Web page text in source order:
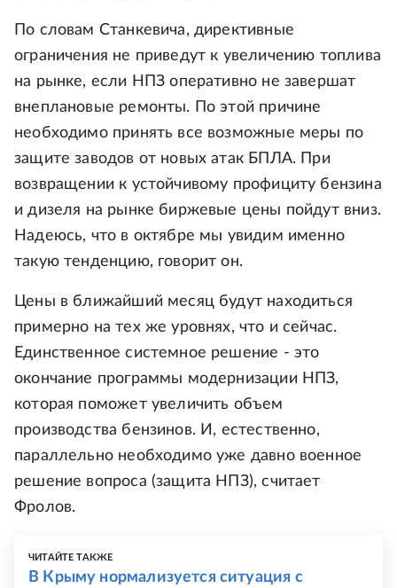
По словам Станкевича, директивные
ограничения не приведут к увеличению топлива
на рынке, если НПЗ оперативно не завершат
внеплановые ремонты. По этой причине
необходимо принять все возможные меры по
защите заводов от новых атак БПЛА. При
возвращении к устойчивому профициту бензина
и дизеля на рынке биржевые цены пойдут вниз.
Надеюсь, что в октябре мы увидим именно
такую тенденцию, говорит он.
Цены в ближайший месяц будут находиться
примерно на тех же уровнях, что и сейчас.
Единственное системное решение - это
окончание программы модернизации НПЗ,
которая поможет увеличить объем
производства бензинов. И, естественно,
параллельно необходимо уже давно военное
решение вопроса (защита НПЗ), считает
Фролов.
ЧИТАЙТЕ ТАКЖЕ
В Крыму нормализуется ситуация с